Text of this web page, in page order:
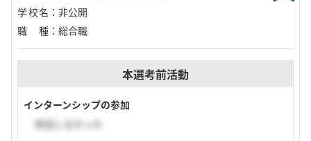
学校名 ： 非公開
職種 ： 総合職
本選考前活動
インターンシップの参加
参加しなかった